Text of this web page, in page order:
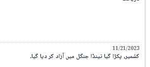
11/21/2023
کشمیر، پکڑا گیا تینڈا جنگل میں آزاد کر دیا گیا۔